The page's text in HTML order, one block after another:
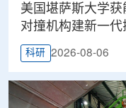
美国堪萨斯大学
对撞机构建新一代
科研 2026-08-06